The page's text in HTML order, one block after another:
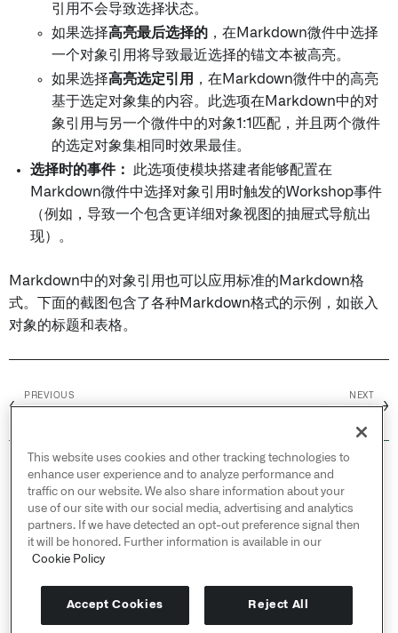
引用不会导致选择状态。
如果选择高亮最后选择的 ，在Markdown微件中选择
一个对象引用将导致最近选择的锚文本被高亮。
如果选择高亮选定引用
，在Markdown微件中的高亮
基于选定对象集的内容。此选项在Markdown中的对
象引用与另一个微件中的对象1:1匹配，并且两个微件
的选定对象集相同时效果最佳。
选择时的事件：
此选项使模块搭建者能够配置在
Markdown微件中选择对象引用时触发的Workshop事件
（例如，导致一个包含更详细对象视图的抽屉式导航出
现）。
Markdown中的对象引用也可以应用标准的Markdown格
式。下面的截图包含了各种Markdown格式的示例，如嵌入
对象的标题和表格。
←
PREVIOUS NEXT
→
© 2026 Palantir Technologies Inc. All rights
reserved.
Cookies Statement ↗
Privacy Statement ↗
Terms of Use ↗
Do Not Sell or Share My Personal Information
This website uses cookies and other tracking technologies to
enhance user experience and to analyze performance and
traffic on our website. We also share information about your
use of our site with our social media, advertising and analytics
partners. If we have detected an opt-out preference signal then
it will be honored. Further information is available in our
Cookie Policy
Accept Cookies Reject All